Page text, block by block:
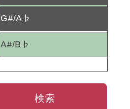
G#/A♭
A#/B♭
検索